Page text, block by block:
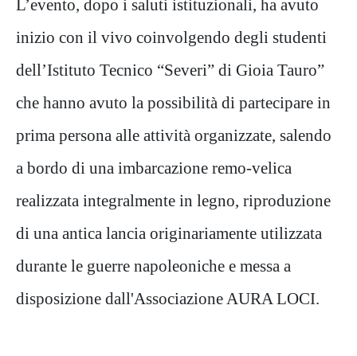
L’evento, dopo i saluti istituzionali, ha avuto
inizio con il vivo coinvolgendo degli studenti
dell’Istituto Tecnico “Severi” di Gioia Tauro”
che hanno avuto la possibilità di partecipare in
prima persona alle attività organizzate, salendo
a bordo di una imbarcazione remo-velica
realizzata integralmente in legno, riproduzione
di una antica lancia originariamente utilizzata
durante le guerre napoleoniche e messa a
disposizione dall'Associazione AURA LOCI.